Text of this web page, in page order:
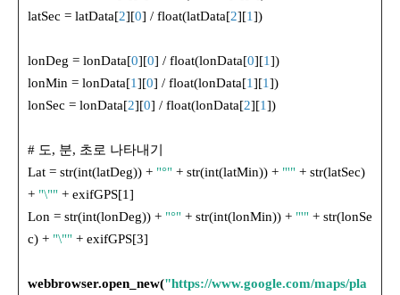
latSec = latData[2][0] / float(latData[2][1])
lonDeg = lonData[0][0] / float(lonData[0][1])
lonMin = lonData[1][0] / float(lonData[1][1])
lonSec = lonData[2][0] / float(lonData[2][1])
# 도, 분, 초로 나타내기
Lat = str(int(latDeg)) + "°" + str(int(latMin)) + "'" + str(latSec)
+ "\"" + exifGPS[1]
Lon = str(int(lonDeg)) + "°" + str(int(lonMin)) + "'" + str(lonSe
c) + "\"" + exifGPS[3]
webbrowser.open_new("https://www.google.com/maps/pla